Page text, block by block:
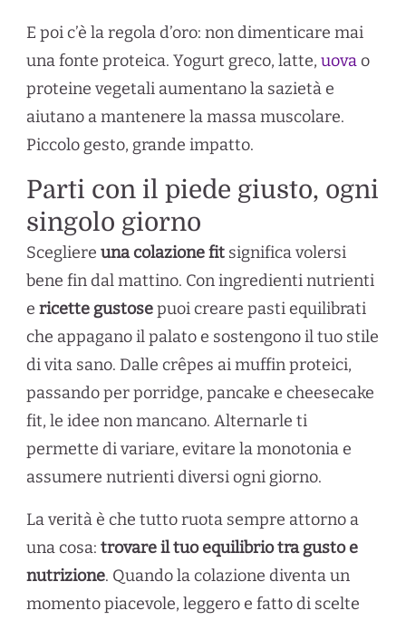
E poi c’è la regola d’oro: non dimenticare mai
una fonte proteica. Yogurt greco, latte, uovao
proteine vegetali aumentano la sazietà e
aiutano a mantenere la massa muscolare.
Piccolo gesto, grande impatto.
Parti con il piede giusto, ogni
singolo giorno
Scegliere una colazione fit significa volersi
bene fin dal mattino. Con ingredienti nutrienti
e ricette gustosepuoi creare pasti equilibrati
che appagano il palato e sostengono il tuo stile
di vita sano. Dalle crêpes ai muffin proteici,
passando per porridge, pancake e cheesecake
fit, le idee non mancano. Alternarle ti
permette di variare, evitare la monotonia e
assumere nutrienti diversi ogni giorno.
La verità è che tutto ruota sempre attorno a
una cosa: trovare il tuo equilibrio tra gusto e
nutrizione. Quando la colazione diventa un
momento piacevole, leggero e fatto di scelte